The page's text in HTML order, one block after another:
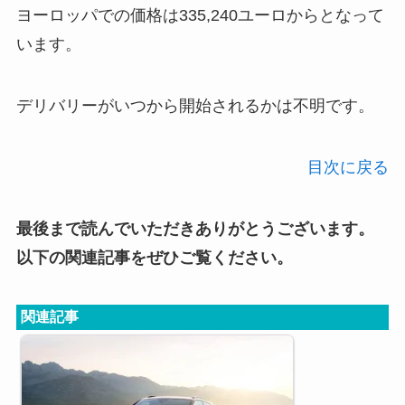
ヨーロッパでの価格は335,240ユーロからとなって
います。
デリバリーがいつから開始されるかは不明です。
目次に戻る
最後まで読んでいただきありがとうございます。
以下の関連記事をぜひご覧ください。
関連記事